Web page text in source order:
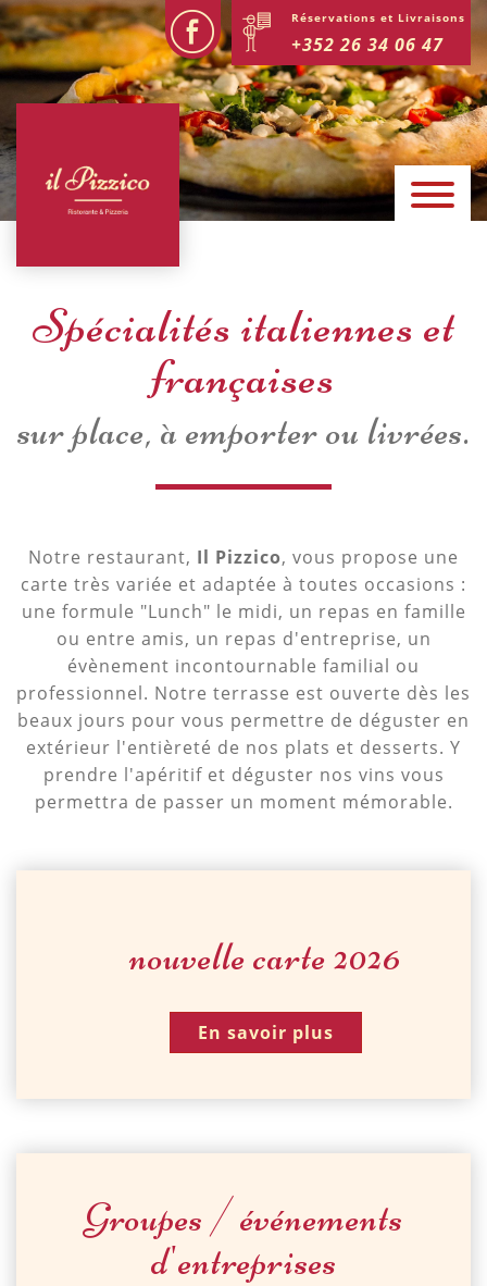
Réservations et Livraisons
+352 26 34 06 47
Spécialités italiennes et
françaises
sur place, à emporter ou livrées.
Notre restaurant, Il Pizzico, vous propose une
carte très variée et adaptée à toutes occasions :
une formule "Lunch" le midi, un repas en famille
ou entre amis, un repas d'entreprise, un
évènement incontournable familial ou
professionnel. Notre terrasse est ouverte dès les
beaux jours pour vous permettre de déguster en
extérieur l'entièreté de nos plats et desserts. Y
prendre l'apéritif et déguster nos vins vous
permettra de passer un moment mémorable.
nouvelle carte 2026
En savoir plus
Groupes / événements
d'entreprises